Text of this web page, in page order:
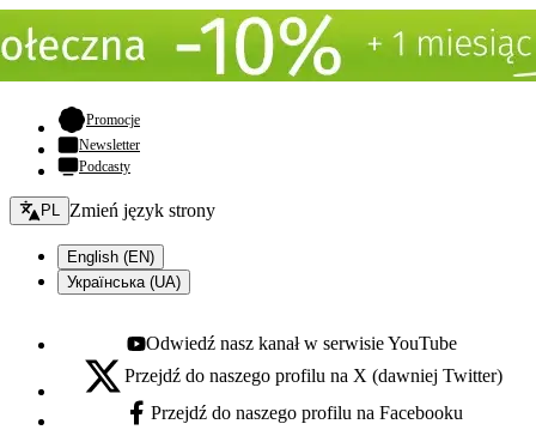
Promocje- otwiera się w nowej karcie
Newsletter
Podcasty
Zmień język - bieżący:
PL Zmień język strony
English (EN)
Українська (UA)
Youtube - otwiera się w nowej karcie
Odwiedź nasz kanał w serwisie YouTube
X - otwiera się w nowej karcie
Przejdź do naszego profilu na X (dawniej Twitter)
Facebook - otwiera się w nowej karcie
Przejdź do naszego profilu na Facebooku